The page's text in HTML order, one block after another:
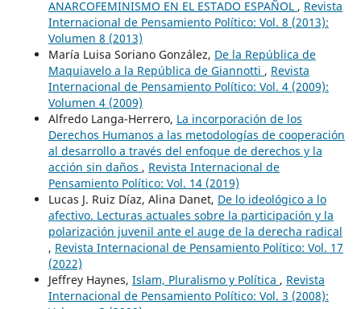
ANARCOFEMINISMO EN EL ESTADO ESPAÑOL , Revista
Internacional de Pensamiento Político: Vol. 8 (2013):
Volumen 8 (2013)
María Luisa Soriano González, De la República de
Maquiavelo a la República de Giannotti , Revista
Internacional de Pensamiento Político: Vol. 4 (2009):
Volumen 4 (2009)
Alfredo Langa-Herrero, La incorporación de los
Derechos Humanos a las metodologías de cooperación
al desarrollo a través del enfoque de derechos y la
acción sin daños , Revista Internacional de
Pensamiento Político: Vol. 14 (2019)
Lucas J. Ruiz Díaz, Alina Danet, De lo ideológico a lo
afectivo. Lecturas actuales sobre la participación y la
polarización juvenil ante el auge de la derecha radical
, Revista Internacional de Pensamiento Político: Vol. 17
(2022)
Jeffrey Haynes, Islam, Pluralismo y Política , Revista
Internacional de Pensamiento Político: Vol. 3 (2008):